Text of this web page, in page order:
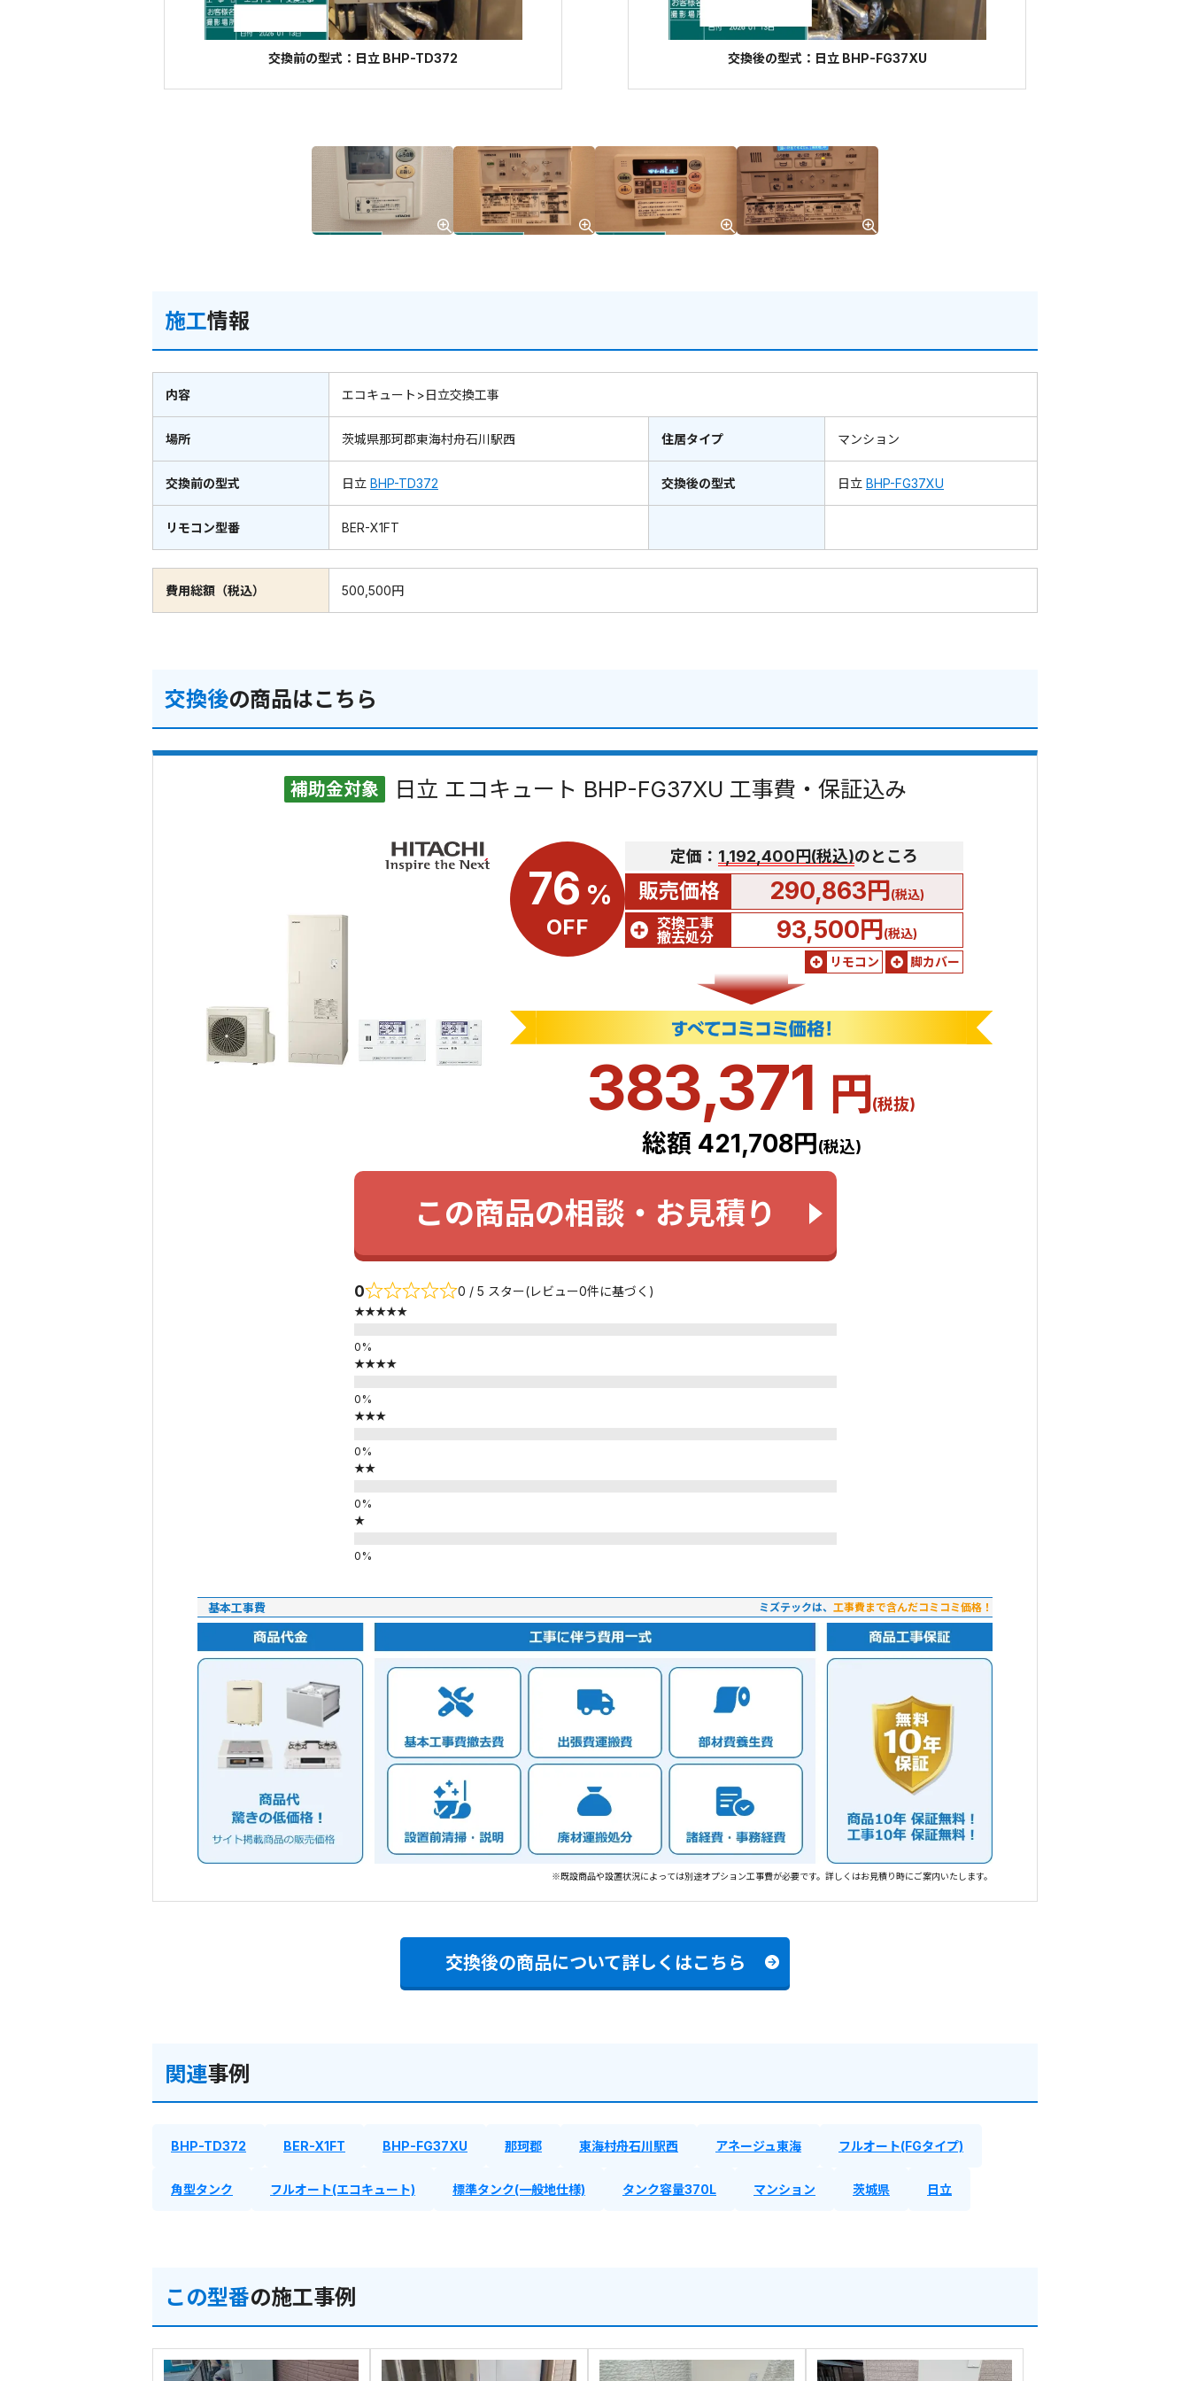
交換前の型式：日立 BHP-TD372 交換後の型式：日立 BHP-FG37XU
施工情報
内容 エコキュート>日立交換工事
場所 茨城県那珂郡東海村舟石川駅西 住居タイプ マンション
交換前の型式 日立 BHP-TD372 交換後の型式 日立 BHP-FG37XU
リモコン型番 BER-X1FT
費用総額（税込） 500,500円
交換後の商品はこちら
補助金対象 日立 エコキュート BHP-FG37XU 工事費・保証込み
76 %
OFF
定価： 1,192,400円(税込)のところ
販売価格 290,863円(税込)
交換工事
撤去処分
93,500円(税込)
リモコン
脚カバー
383,371 円(税抜)
総額 421,708円(税込)
この商品の相談・お見積り
0 0 / 5 スター(レビュー0件に基づく)
★★★★★
★★★★
★★★
★★
★
基本工事費 ミズテックは、 工事費まで含んだコミコミ価格！
※既設商品や設置状況によっては別途オプション工事費が必要です。詳しくはお見積り時にご案内いたします。
交換後の商品について詳しくはこちら
関連事例
BHP-TD372 BER-X1FT BHP-FG37XU 那珂郡 東海村舟石川駅西 アネージュ東海 フルオート(FGタイプ)
角型タンク フルオート(エコキュート) 標準タンク(一般地仕様) タンク容量370L マンション 茨城県 日立
この型番の施工事例